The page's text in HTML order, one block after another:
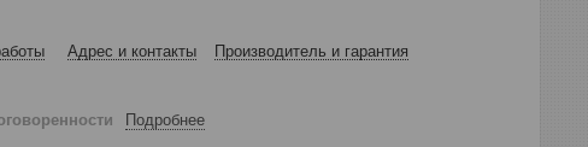
Адрес и контакты Производитель и гарантия
Подробнее